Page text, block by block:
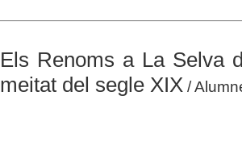
Els Renoms a La Selva
meitat del segle XIX/